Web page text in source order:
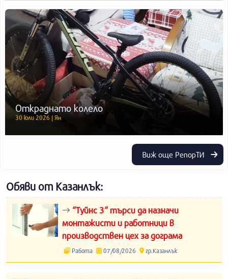
Откраднато колело
30 юли 2026 | Ян
Виж още РепорТИ
Обяви от Казанлък:
“Туйнс 3“ търси да назначи
монтажисти и работници в
производствен цех за дограма
Работа 07/08/2026 гр.Казанлък